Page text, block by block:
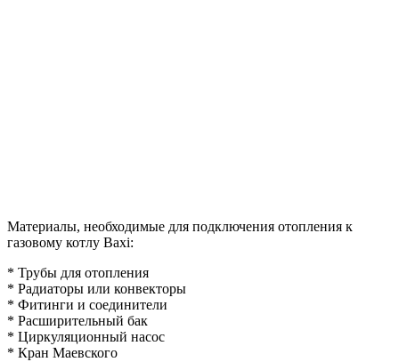
Материалы, необходимые для подключения отопления к
газовому котлу Baxi:
* Трубы для отопления
* Радиаторы или конвекторы
* Фитинги и соединители
* Расширительный бак
* Циркуляционный насос
* Кран Маевского